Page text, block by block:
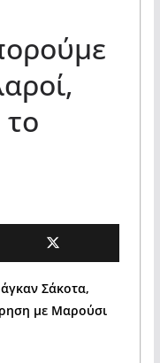
Σάκοτα,
με Μαρούσι